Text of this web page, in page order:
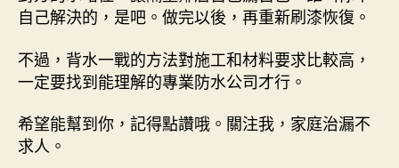
自己解決的，是吧。做完以後，再重新刷漆恢復。
不過，背水一戰的方法對施工和材料要求比較高，
一定要找到能理解的專業防水公司才行。
希望能幫到你，記得點讚哦。關注我，家庭治漏不
求人。